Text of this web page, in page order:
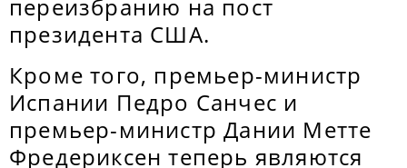
переизбранию на пост
президента США.
Кроме того, премьер-министр
Испании Педро Санчес и
премьер-министр Дании Метте
Фредериксен теперь являются